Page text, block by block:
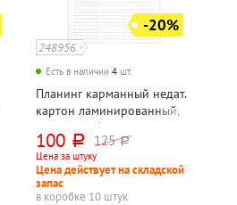
-20%
248956
Есть в наличии 4 шт.
Планинг карманный недат.
картон ламинированный,
Listoff, "Амбассадор", 64л,
170мм*95мм, интегральный
переплет, цветной, белый
блок, мат.лам.
100 руб. 125 руб.
Цена за штуку
Цена действует на складской
запас
в коробке 10 штук